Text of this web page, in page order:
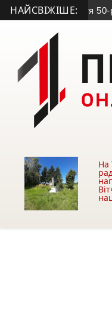
НАЙСВІЖІШЕ:
життя 50-
На